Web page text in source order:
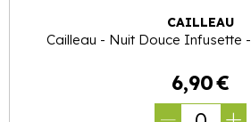
CAILLEAU
Cailleau - Nuit Douce
6,90€